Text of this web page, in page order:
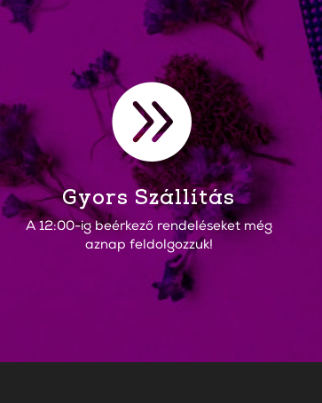

Gyors Szállítás
A 12:00-ig beérkező rendeléseket még
aznap feldolgozzuk!